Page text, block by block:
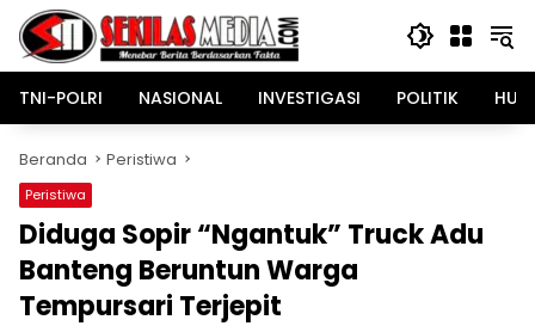
Langsung
konten
TNI-POLRI
NASIONAL INVESTIGASI POLITIK
Beranda Peristiwa
Peristiwa
Diduga Sopir “Ngantuk” Truck Adu
Banteng Beruntun Warga
Tempursari Terjepit